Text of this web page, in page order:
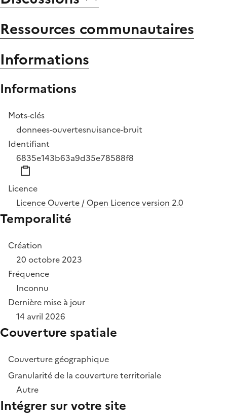
Ressources communautaires
Informations
Informations
Mots-clés
donnees-ouvertesnuisance-bruit
Identifiant
6835e143b63a9d35e78588f8
Licence
Licence Ouverte / Open Licence version 2.0
Temporalité
Création
20 octobre 2023
Fréquence
Inconnu
Dernière mise à jour
14 avril 2026
Couverture spatiale
Couverture géographique
Granularité de la couverture territoriale
Autre
Intégrer sur votre site